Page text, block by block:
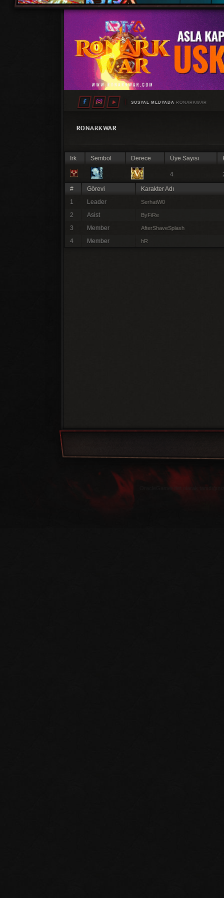
SOSYAL MEDYADA RONARKWAR
RONARKWAR
Irk Sembol Derece Üye Sayısı
4
# Görevi
Karakter Adı
1
Leader SerhatW0
2 Asist ByFiRe
3 Member AfterShaveSplash
4 Member hR
OracleGamer.net olarak